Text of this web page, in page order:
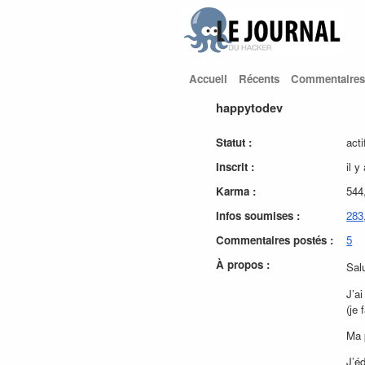
Accueil Récents Commentaires
happytodev
Statut :
Inscrit :
il y
Karma :
Infos soumises :
283
Commentaires postés :
5
À propos :
(je
Ma